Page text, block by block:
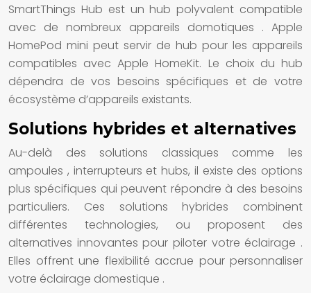
SmartThings Hub est un hub polyvalent compatible
avec de nombreux appareils domotiques . Apple
HomePod mini peut servir de hub pour les appareils
compatibles avec Apple HomeKit. Le choix du hub
dépendra de vos besoins spécifiques et de votre
écosystème d’appareils existants.
Solutions hybrides et alternatives
Au-delà dessolutions classiques comme les
ampoules , interrupteurs et hubs, il existe des options
plus spécifiques qui peuvent répondre à des besoins
particuliers. Ces solutions hybrides combinent
différentes technologies, ou proposent des
alternatives innovantes pour piloter votre éclairage .
Elles offrent une flexibilité accrue pour personnaliser
votre éclairage domestique .